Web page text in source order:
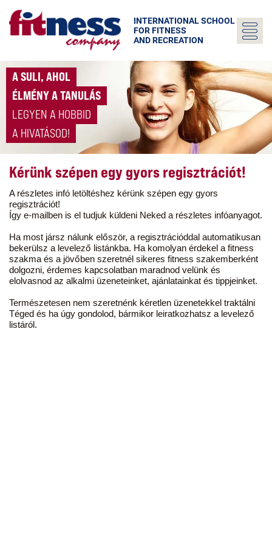
INTERNATIONAL SCHOOL
FOR FITNESS
AND RECREATION
A SULI, AHOL
ÉLMÉNY A TANULÁS
LEGYEN A HOBBID
A HIVATÁSOD!
Kérünk szépen egy gyors regisztrációt!
A részletes infó letöltéshez kérünk szépen egy gyors
regisztrációt!
Így e-mailben is el tudjuk küldeni Neked a részletes infóanyagot.
Ha most jársz nálunk először, a regisztrációddal automatikusan
bekerülsz a levelező listánkba. Ha komolyan érdekel a fitness
szakma és a jövőben szeretnél sikeres fitness szakemberként
dolgozni, érdemes kapcsolatban maradnod velünk és
elolvasnod az alkalmi üzeneteinket, ajánlatainkat és tippjeinket.
Természetesen nem szeretnénk kéretlen üzenetekkel traktálni
Téged és ha úgy gondolod, bármikor leiratkozhatsz a levelező
listáról.